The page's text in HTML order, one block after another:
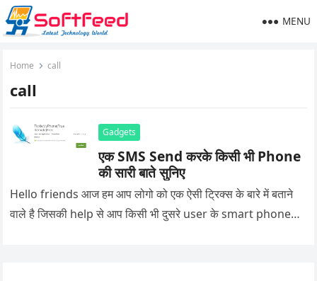
MENU
Home call
call
Gadgets
एक SMS Send करके किसी भी Phone
की सारी बाते सुनिए
Hello friends आज हम आप लोगो को एक ऐसी ट्रिक्स के बारे में बताने
वाले है जिसकी help से आप किसी भी दुसरे user के smart phone…